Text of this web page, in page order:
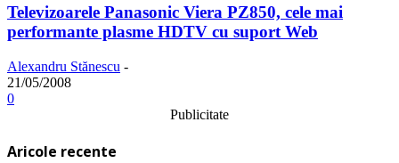
Televizoarele Panasonic Viera PZ850, cele mai
performante plasme HDTV cu suport Web
Alexandru Stănescu -
21/05/2008
0
Publicitate
Aricole recente